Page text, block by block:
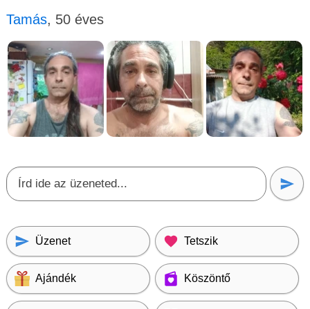
Tamás, 50 éves
Üzenet Tetszik
Ajándék Köszöntő